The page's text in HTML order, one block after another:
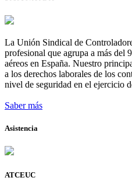
La Unión Sindical de
profesional que agrupa a más del
aéreos en España. Nuestro
a los derechos laborales de los
nivel de seguridad en el ejercicio
Saber más
Asistencia
ATCEUC